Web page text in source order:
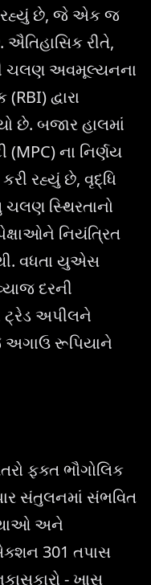
રહ્યું છે, જે એક જ
ઐતિહાસિક રીતે,
ચલણ અવમૂલ્યનના
દ્વારા
છે. બજાર હાલમાં
(MPC) ના નિર્ણય
રહ્યું છે, વૃદ્ધિ
ચલણ સ્થિરતાનો
નિયંત્રિત
વધતા યુએસ
દરની
ટ્રેડ અપીલને
અગાઉ રૂપિયાને
ફક્ત ભૌગોલિક
સંતુલનમાં સંભવિત
અને
301 તપાસ
- ખાસ